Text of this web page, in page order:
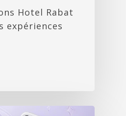
Hotel Rabat
expériences